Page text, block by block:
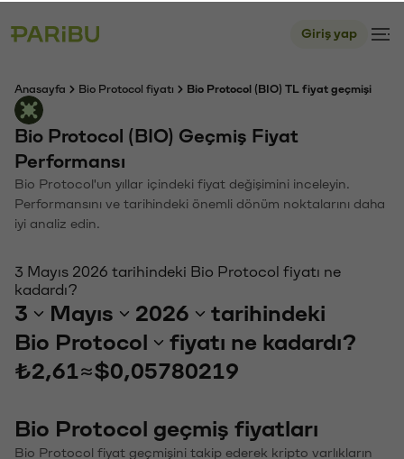
Giriş yap
Anasayfa Bio Protocol fiyatı Bio Protocol (BIO) TL fiyat geçmişi
Bio Protocol (BIO) Geçmiş Fiyat
Performansı
Bio Protocol'un yıllar içindeki fiyat değişimini inceleyin.
Performansını ve tarihindeki önemli dönüm noktalarını daha
iyi analiz edin.
3 Mayıs 2026 tarihindeki Bio Protocol fiyatı ne
kadardı?
3 Mayıs 2026
tarihindeki
Bio Protocol
fiyatı ne kadardı?
₺2,61 ≈$0,05780219
Bio Protocol geçmiş fiyatları
Bio Protocol fiyat geçmişini takip ederek kripto varlıkların